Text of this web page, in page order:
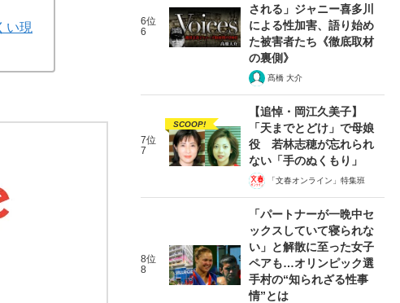
い現
6位
6
される」ジャニー喜多川
による性加害、語り始め
た被害者たち《徹底取材
の裏側》
髙橋 大介
7位
7
SCOOP!
【追悼・岡江久美子】
「天までとどけ」で母娘
役 若林志穂が忘れられ
ない「手のぬくもり」
「文春オンライン」特集班
8位
8
「パートナーが一晩中セ
ックスしていて寝られな
い」と解散に至った女子
ペアも…オリンピック選
手村の“知られざる性事
情”とは